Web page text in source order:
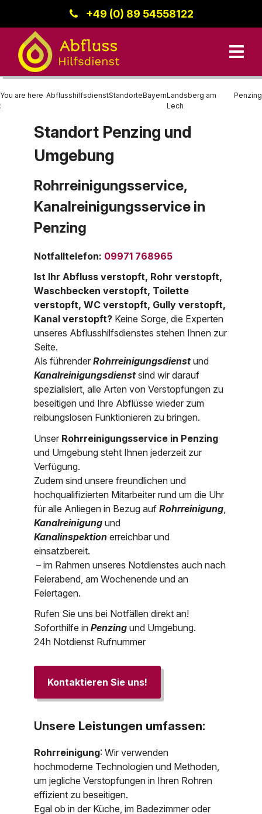
+49 (0) 89 54558122
Unsere Leistungen
Rohrreinigung
Kanalinspektion
Region Donau-Iller
Baden-Württemberg
Hessen
Nordrhein-Westfalen
Rheinland-Pfalz
Saarland
Oberösterreich
Salzburg
Wien
Kontakt
Impressum
Über uns
Kontakt
You are here
:
AbflusshilfsdienstStandorteBayernLandsberg am
Lech
Penzing
Standort Penzing und
Umgebung
Rohrreinigungsservice,
Kanalreinigungsservice in
Penzing
Notfalltelefon: 09971 768965
Ist Ihr Abfluss verstopft, Rohr verstopft,
Waschbecken verstopft, Toilette
verstopft, WC verstopft, Gully verstopft,
Kanal verstopft? Keine Sorge, die Experten
unseres Abflusshilfsdienstes stehen Ihnen zur
Seite.
Als führenderRohrreinigungsdienst und
Kanalreinigungsdienst sind wir darauf
spezialisiert, alle Arten von Verstopfungen zu
beseitigen und Ihre Abflüsse wieder zum
reibungslosen Funktionieren zu bringen.
Unser Rohrreinigungsservice in Penzing
und Umgebung steht Ihnen jederzeit zur
Verfügung.
Zudem sind unsere freundlichen und
hochqualifizierten Mitarbeiter rund um die Uhr
für alle Anliegen in Bezug aufRohrreinigung
Kanalreinigung und
Kanalinspektion erreichbar und
einsatzbereit.
– im Rahmen unseres Notdienstes auch nach
Feierabend, am Wochenende und an
Feiertagen.
Rufen Sie uns bei Notfällen direkt an!
Soforthilfe inPenzingund Umgebung.
24h Notdienst Rufnummer
Kontaktieren Sie uns!
Unsere Leistungen umfassen:
Rohrreinigung: Wir verwenden
hochmoderne Technologien und Methoden,
um jegliche Verstopfungen in Ihren Rohren
effizient zu beseitigen.
Egal ob in der Küche, im Badezimmer oder